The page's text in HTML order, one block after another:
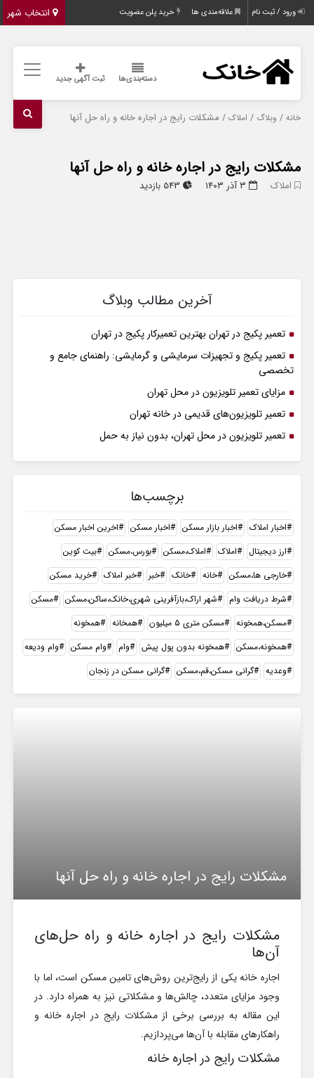
انتخاب شهر ورود / ثبت نام علاقه‌مندی ها خرید پلن عضویت
دسته‌بندی‌ها ثبت آگهی جدید
خانه / وبلاگ / املاک / مشکلات رایج در اجاره خانه و راه حل آنها
مشکلات رایج در اجاره خانه و راه حل آنها
املاک
آخرین مطالب وبلاگ
تعمیر پکیج در تهران بهترین تعمیرکار پکیج در تهران
تعمیر پکیج و تجهیزات سرمایشی و گرمایشی: راهنمای جامع و
تخصصی
مزایای تعمیر تلویزیون در محل تهران
تعمیر تلویزیون‌های قدیمی در خانه تهران
تعمیر تلویزیون در محل تهران، بدون نیاز به حمل
برچسب‌ها
اخبار املاک اخبار بازار مسکن اخبار مسکن
اخرین اخبار مسکن
ارز دیجیتال
املاک املاک،مسکن بورس،مسکن
بیت کوین
خارجی ها،مسکن
خانه خانک خبر خبر املاک
خرید مسکن
شرط دریافت وام
شهر اراک،بازآفرینی شهری،خانک،ساکن،مسکن
مسکن
مسکن،همخونه
مسکن متری ۵ میلیون همخانه
همخونه
همخونه،مسکن
همخونه بدون پول پیش وام وام مسکن
وام ودیعه
وعدیه
گرانی مسکن،قم،مسکن گرانی مسکن در زنجان
مشکلات رایج در اجاره خانه و راه حل آنها
مشکلات رایج در اجاره خانه و راه حل‌های
آن‌ها
اجاره خانه یکی از رایج‌ترین روش‌های تامین مسکن است، اما با
وجود مزایای متعدد، چالش‌ها و مشکلاتی نیز به همراه دارد. در
این مقاله به بررسی برخی از مشکلات رایج در اجاره خانه و
راهکارهای مقابله با آن‌ها می‌پردازیم.
مشکلات رایج در اجاره خانه